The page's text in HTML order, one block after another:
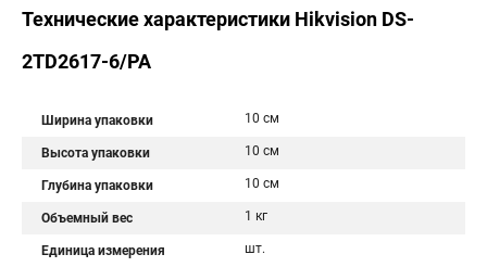
Технические характеристики Hikvision DS-
2TD2617-6/PA
Ширина упаковки 10 см
Высота упаковки 10 см
Глубина упаковки 10 см
Объемный вес 1 кг
Единица измерения шт.